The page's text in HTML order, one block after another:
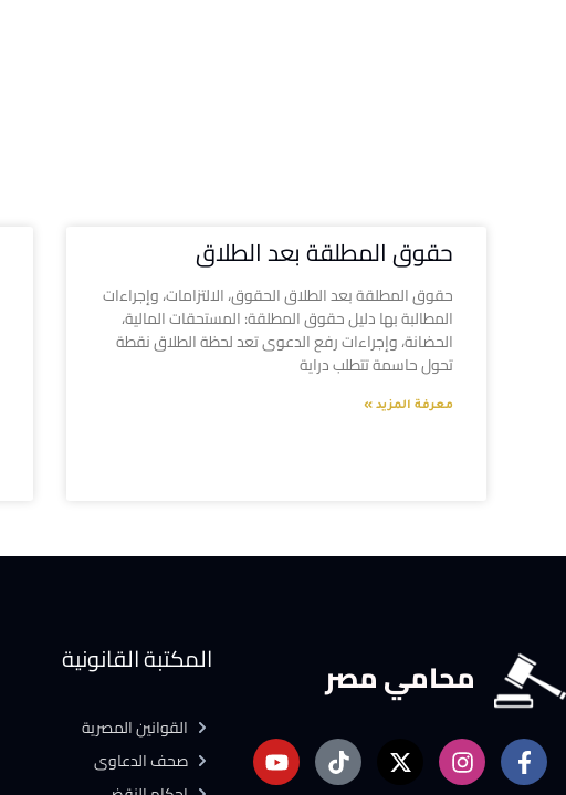
حقوق المطلقة بعد الطلاق
حقوق المطلقة بعد الطلاق الحقوق، الالتزامات، وإجراءات
المطالبة بها دليل حقوق المطلقة: المستحقات المالية،
الحضانة، وإجراءات رفع الدعوى تعد لحظة الطلاق نقطة
تحول حاسمة تتطلب دراية
معرفة المزيد »
محامي مصر المكتبة القانونية
القوانين المصرية
صحف الدعاوى